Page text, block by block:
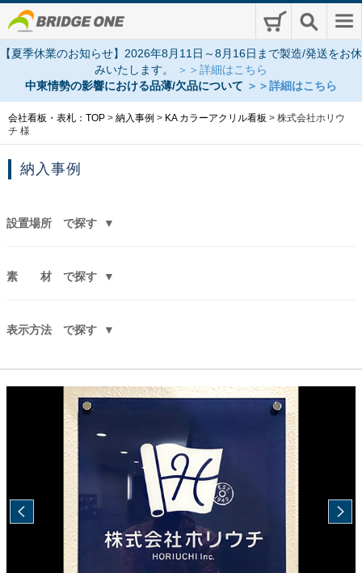
【夏季休業のお知らせ】2026年8月11日～8月16日まで製造/発送をお休
みいたします。
＞＞詳細はこちら
中東情勢の影響における品薄/欠品について ＞＞詳細はこちら
会社看板・表札：TOP > 納入事例 > KA カラーアクリル看板 > 株式会社ホリウ
チ 様
納入事例
設置場所 で探す
素 材 で探す
表示方法 で探す